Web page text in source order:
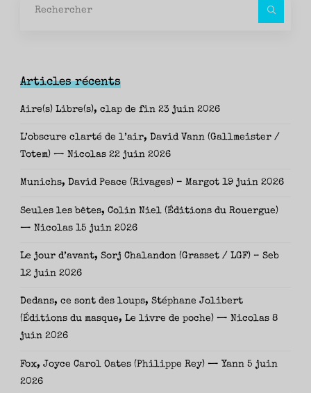
Articles récents
Aire(s) Libre(s), clap de fin 23 juin 2026
L’obscure clarté de l’air, David Vann (Gallmeister /
Totem) — Nicolas 22 juin 2026
Munichs, David Peace (Rivages) – Margot 19 juin 2026
Seules les bêtes, Colin Niel (Éditions du Rouergue)
— Nicolas 15 juin 2026
Le jour d’avant, Sorj Chalandon (Grasset / LGF) – Seb
12 juin 2026
Dedans, ce sont des loups, Stéphane Jolibert
(Éditions du masque, Le livre de poche) — Nicolas 8
juin 2026
Fox, Joyce Carol Oates (Philippe Rey) — Yann 5 juin
2026